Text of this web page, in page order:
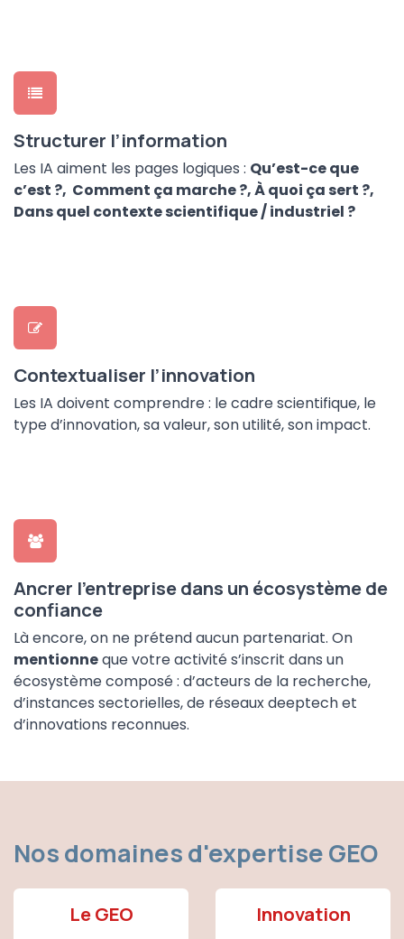
Structurer l’information
Les IA aiment les pages logiques : Qu’est-ce que
c’est ?, Comment ça marche ?, À quoi ça sert ?,
Dans quel contexte scientifique / industriel ?
Contextualiser l’innovation
Les IA doivent comprendre : le cadre scientifique, le
type d’innovation, sa valeur, son utilité, son impact.
Ancrer l’entreprise dans un écosystème de
confiance
Là encore, on ne prétend aucun partenariat. On
mentionneque votre activité s’inscrit dans un
écosystème composé : d’acteurs de la recherche,
d’instances sectorielles, de réseaux deeptech et
d’innovations reconnues.
Nos domaines d'expertise GEO
Le GEO Innovation